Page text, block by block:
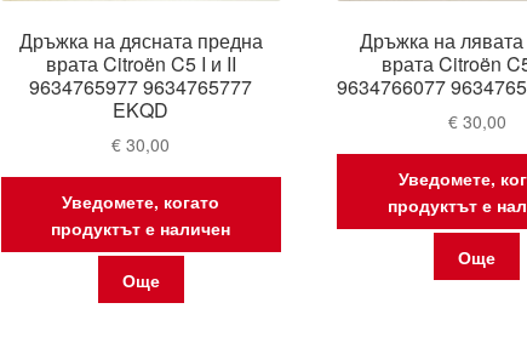
Дръжка на дясната предна
врата Citroën C5 I и II
9634765977 9634765777
EKQD
€ 30,00
Уведомете, когато
продуктът е наличен
Още
Дръжка на
врата Citroën
9634766077
€30,00
Уведомете,
продуктът е
Още